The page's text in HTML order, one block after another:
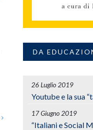
DA
26 Luglio 2019
Youtube e la sua
17 Giugno 2019
“Italiani e Social